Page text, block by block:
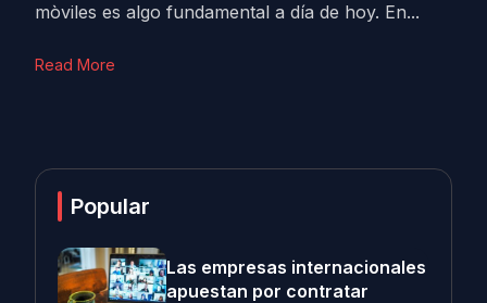
mòviles es algo fundamental a día de hoy. En...
Read More
Popular
Las empresas internacionales
apuestan por contratar